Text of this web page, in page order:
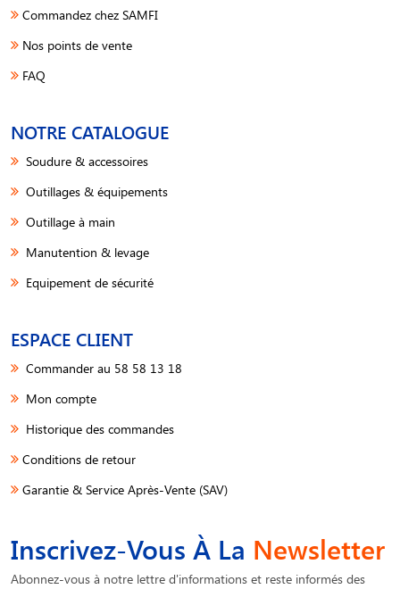
Commandez chez SAMFI
Nos points de vente
FAQ
NOTRE CATALOGUE
Soudure & accessoires
Outillages & équipements
Outillage à main
Manutention & levage
Equipement de sécurité
ESPACE CLIENT
Commander au 58 58 13 18
Mon compte
Historique des commandes
Conditions de retour
Garantie & Service Après-Vente (SAV)
Inscrivez-Vous À La Newsletter
Abonnez-vous à notre lettre d'informations et reste informés des